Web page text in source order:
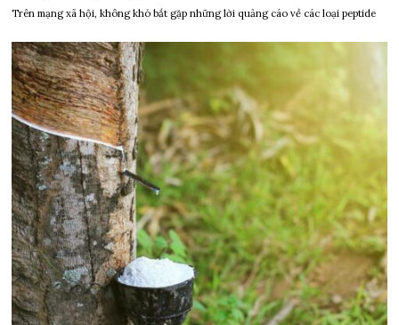
Trên mạng xã hội, không khó bắt gặp những lời quảng cáo về các loại peptide